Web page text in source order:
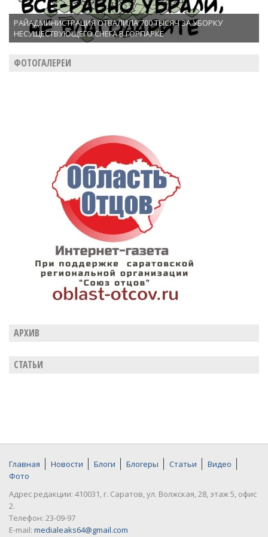
РАЙАДМИНИСТРАЦИЯ ОТВАЛИЛА 700 ТЫСЯЧ ЗА УБОРКУ
НЕСУЩЕСТВУЮЩЕГО СНЕГА В ГОРПАРКЕ
ФОТОГАЛЕРЕИ
АРХИВ
СТАТЬИ
Главная Новости Блоги Блогеры Статьи
Видео
Фото
Адрес редакции: 410031, г. Саратов, ул. Волжская, 28, этаж 5, офис
2.
Телефон: 23-09-97
E-mail: medialeaks64@gmail.com